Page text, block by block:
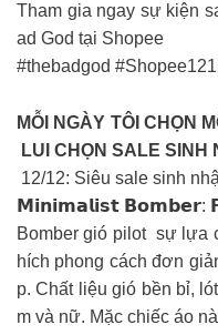
Tham gia ngay sự kiện
ad God tại Shopee
#thebadgod
MỖI NGÀY TÔI CHỌN
LUI CHỌN SALE SINH
12/12: Siêu sale sinh
𝗠𝗶𝗻𝗶𝗺𝗮𝗹𝗶𝘀𝘁 𝗕𝗼𝗺𝗯𝗲𝗿:
Bomber gió pilot sự lựa
hích phong cách đơn
p. Chất liệu gió bền bỉ,
m và nữ. Mặc chiếc áo